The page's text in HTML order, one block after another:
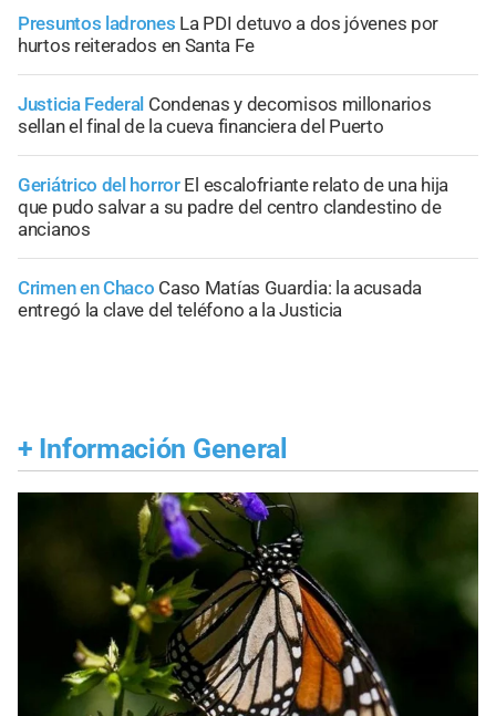
Presuntos ladrones La PDI detuvo a dos jóvenes por
hurtos reiterados en Santa Fe
Justicia Federal Condenas y decomisos millonarios
sellan el final de la cueva financiera del Puerto
Geriátrico del horror El escalofriante relato de una hija
que pudo salvar a su padre del centro clandestino de
ancianos
Crimen en Chaco Caso Matías Guardia: la acusada
entregó la clave del teléfono a la Justicia
+ Información General